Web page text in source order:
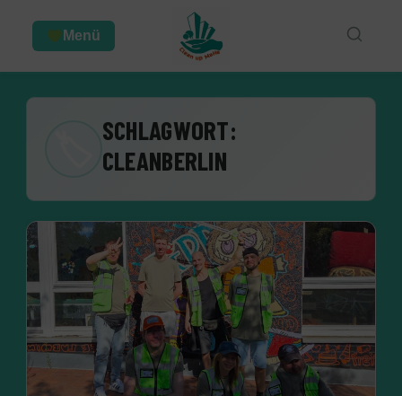
Menü
SCHLAGWORT:
CLEANBERLIN